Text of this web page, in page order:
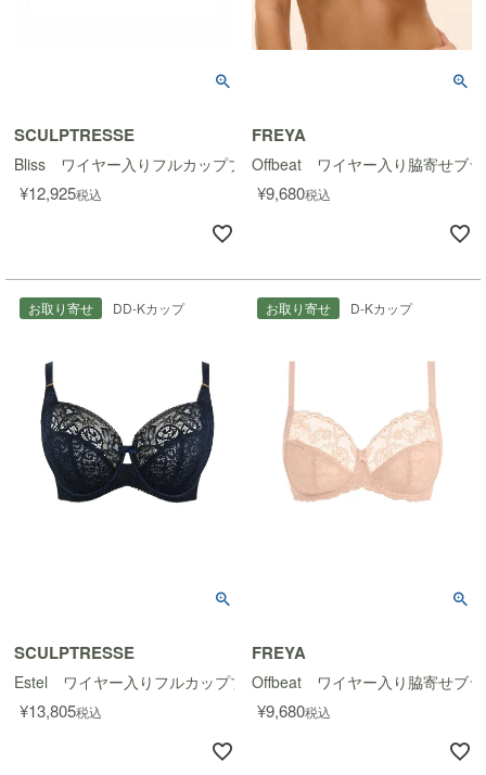
SCULPTRESSE
Bliss ワイヤー入りフルカップブラ
¥12,925税込
FREYA
Offbeat ワイヤー入り脇寄せブラ
¥9,680税込
お取り寄せ DD-Kカップ
SCULPTRESSE
Estel ワイヤー入りフルカップブラ
¥13,805税込
お取り寄せ D-Kカップ
FREYA
Offbeat ワイヤー入り脇寄せブラ
¥9,680税込